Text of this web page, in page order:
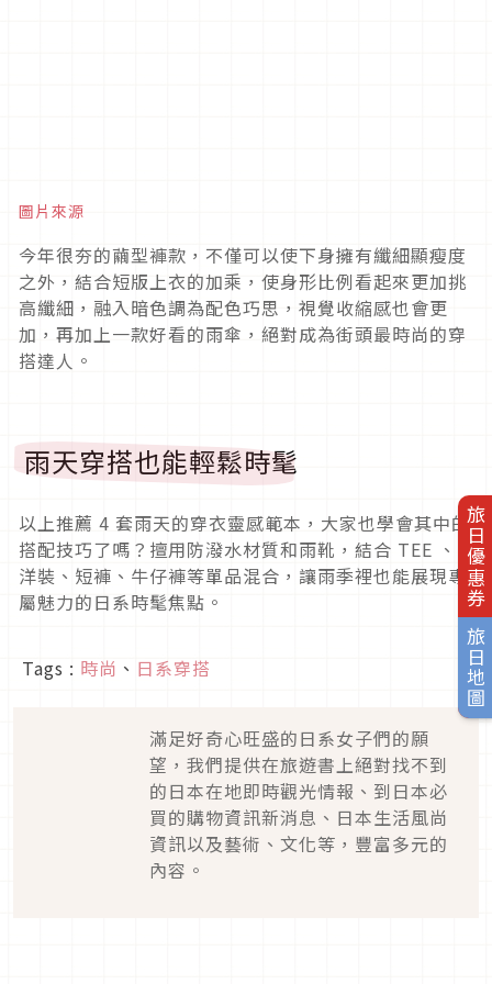
旅日優惠券
旅日地圖
圖片來源
今年很夯的繭型褲款，不僅可以使下身擁有纖細顯瘦度
之外，結合短版上衣的加乘，使身形比例看起來更加挑
高纖細，融入暗色調為配色巧思，視覺收縮感也會更
加，再加上一款好看的雨傘，絕對成為街頭最時尚的穿
搭達人。
雨天穿搭也能輕鬆時髦
以上推薦 4 套雨天的穿衣靈感範本，大家也學會其中的
搭配技巧了嗎？擅用防潑水材質和雨靴，結合 TEE 、
洋裝、短褲、牛仔褲等單品混合，讓雨季裡也能展現專
屬魅力的日系時髦焦點。
Tags : 時尚 、 日系穿搭
滿足好奇心旺盛的日系女子們的願
望，我們提供在旅遊書上絕對找不到
的日本在地即時觀光情報、到日本必
買的購物資訊新消息、日本生活風尚
資訊以及藝術、文化等，豐富多元的
內容。